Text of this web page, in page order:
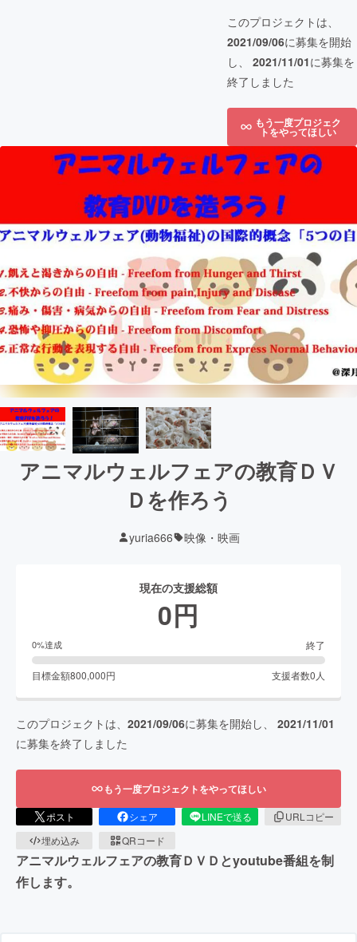
このプロジェクトは、
2021/09/06に募集を開始
し、 2021/11/01に募集を
終了しました
もう一度プロジェク
トをやってほしい
アニマルウェルフェアの教育ＤＶ
Ｄを作ろう
yuria666 映像・映画
現在の支援総額
0円
0%達成 終了
目標金額800,000円 支援者数0 人
このプロジェクトは、 2021/09/06に募集を開始し、 2021/11/01
に募集を終了しました
もう一度プロジェクトをやってほしい
ポスト シェア LINEで送る
URLコピー
埋め込み
QRコード
アニマルウェルフェアの教育ＤＶＤとyoutube番組を制
作します。